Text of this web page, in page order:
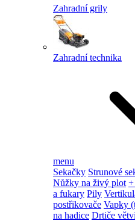
Zahradní grily
Zahradní technika
menu
Sekačky Strunové
Nůžky na živý plot +
a fukary Pily
postřikovače Vapky
na hadice Drtiče